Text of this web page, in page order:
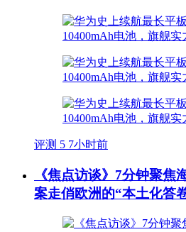
评测 5 7小时前
《焦点访谈》7分钟聚焦
案走俏欧洲的“本土化答